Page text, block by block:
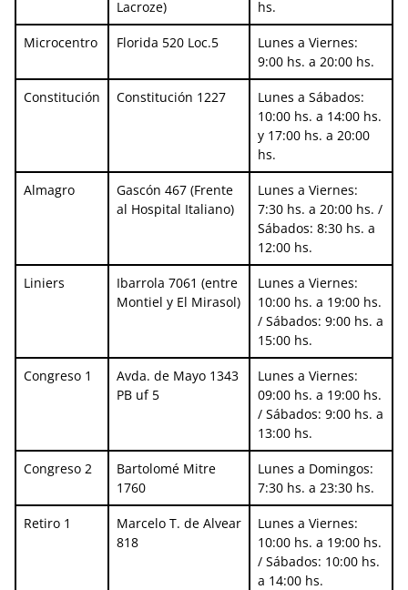
Lacroze)
hs.
Microcentro Florida 520 Loc.5
Lunes a Viernes:
9:00 hs. a 20:00 hs.
Constitución Constitución 1227
Lunes a Sábados:
10:00 hs. a 14:00 hs.
y 17:00 hs. a 20:00
hs.
Almagro
Gascón 467 (Frente
al Hospital Italiano)
Lunes a Viernes:
7:30 hs. a 20:00 hs. /
Sábados: 8:30 hs. a
12:00 hs.
Liniers
Ibarrola 7061 (entre
Montiel y El Mirasol)
Lunes a Viernes:
10:00 hs. a 19:00 hs.
/ Sábados: 9:00 hs. a
15:00 hs.
Congreso 1
Avda. de Mayo 1343
PB uf 5
Lunes a Viernes:
09:00 hs. a 19:00 hs.
/ Sábados: 9:00 hs. a
13:00 hs.
Congreso 2
Bartolomé Mitre
1760
Lunes a Domingos:
7:30 hs. a 23:30 hs.
Retiro 1
Marcelo T. de Alvear
818
Lunes a Viernes:
10:00 hs. a 19:00 hs.
/ Sábados: 10:00 hs.
a 14:00 hs.